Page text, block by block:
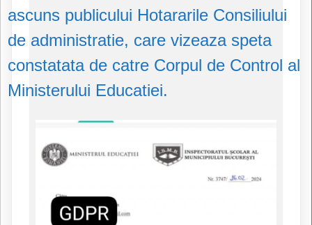
ascuns publicului Hotararile Consiliului
de administratie, care vizeaza speta
constatata de catre Corpul de Control al
Ministerului Educatiei.